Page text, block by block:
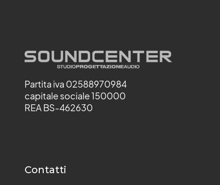
Partita iva 02588970984
capitale sociale 150000
REA BS-462630
Contatti